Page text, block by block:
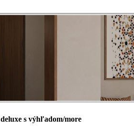
s výhľadom/more